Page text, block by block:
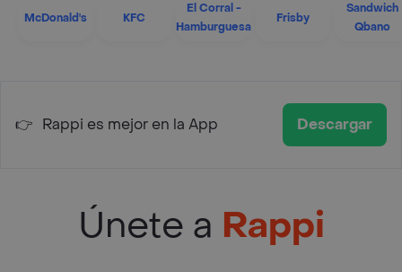
McDonald's KFC
El Corral -
Hamburguesa
Frisby
Sandwich
Qbano
👉 Rappi es mejor en la App Descargar
Únete a Rappi